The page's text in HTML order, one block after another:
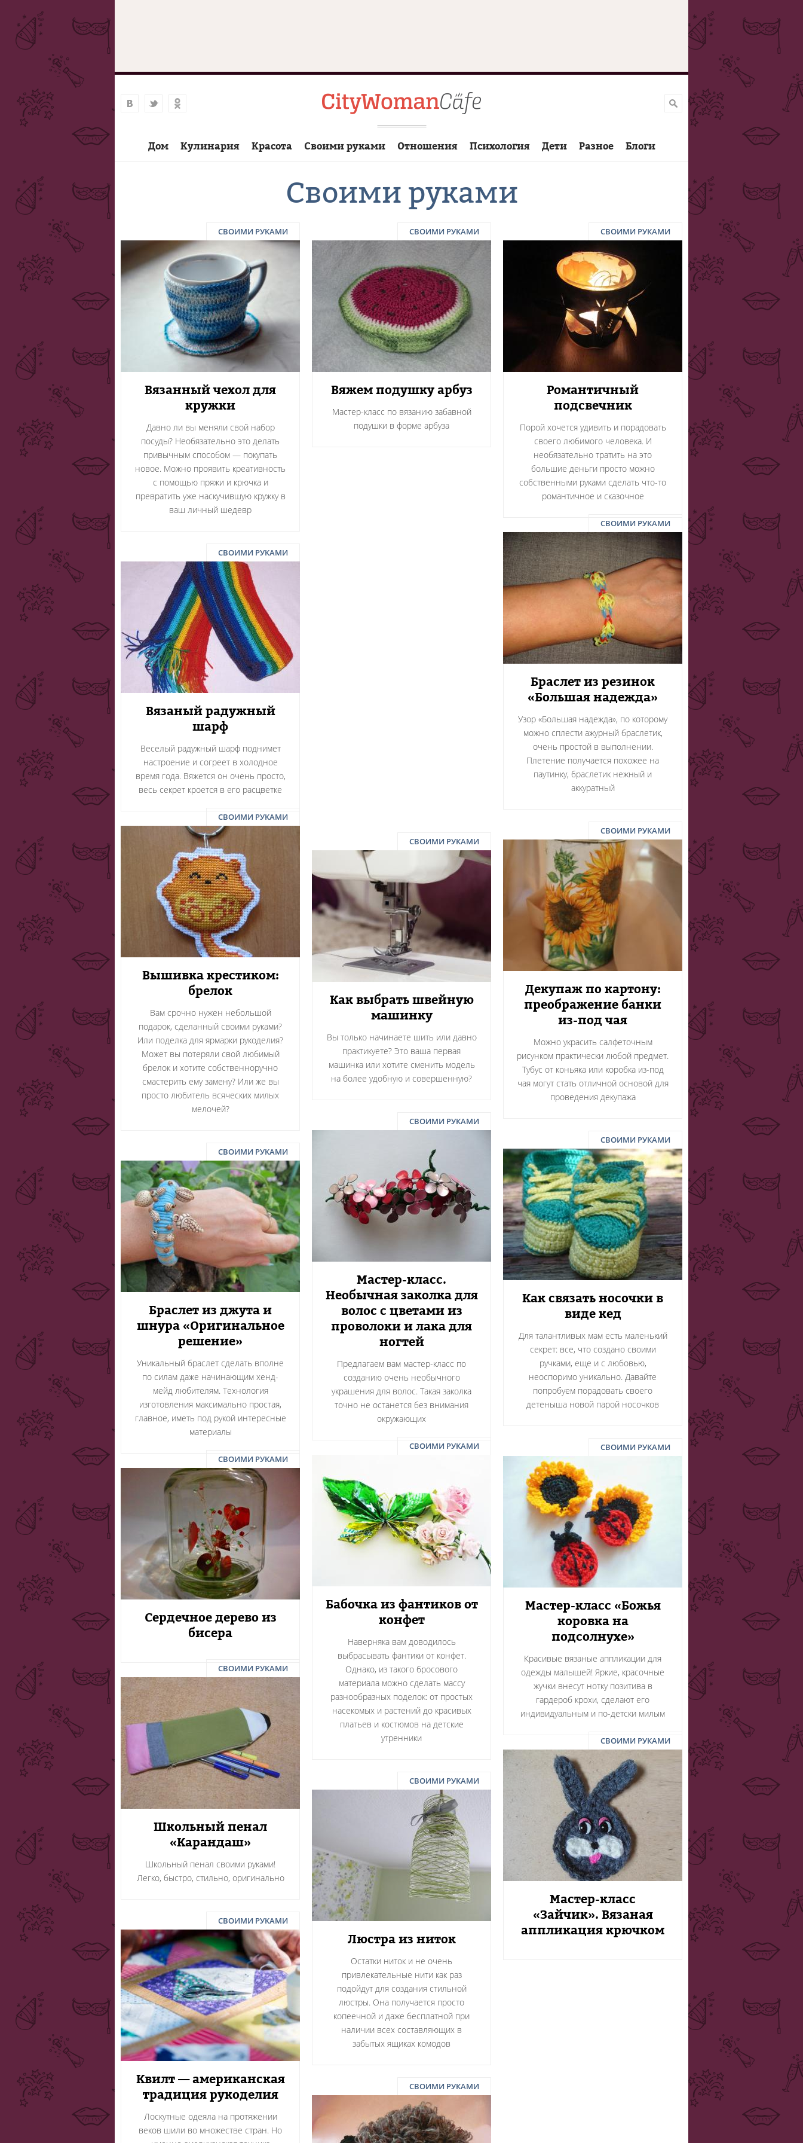
Дом Кулинария Красота Своими руками Отношения Психология Дети Разное Блоги
Своими руками
СВОИМИ РУКАМИ
Вязанный чехол для
кружки
Давно ли вы меняли свой набор
посуды? Необязательно это делать
привычным способом — покупать
новое. Можно проявить креативность
с помощью пряжи и крючка и
превратить уже наскучившую кружку в
ваш личный шедевр
СВОИМИ РУКАМИ
Вяжем подушку арбуз
Мастер-класс по вязанию забавной
подушки в форме арбуза
СВОИМИ РУКАМИ
Романтичный
подсвечник
Порой хочется удивить и порадовать
своего любимого человека. И
необязательно тратить на это
большие деньги просто можно
собственными руками сделать что-то
романтичное и сказочное
СВОИМИ РУКАМИ
Браслет из резинок
«Большая надежда»
Узор «Большая надежда», по которому
можно сплести ажурный браслетик,
очень простой в выполнении.
Плетение получается похожее на
паутинку, браслетик нежный и
аккуратный
СВОИМИ РУКАМИ
Вязаный радужный
шарф
Веселый радужный шарф поднимет
настроение и согреет в холодное
время года. Вяжется он очень просто,
весь секрет кроется в его расцветке
СВОИМИ РУКАМИ
Вышивка крестиком:
брелок
Вам срочно нужен небольшой
подарок, сделанный своими руками?
Или поделка для ярмарки рукоделия?
Может вы потеряли свой любимый
брелок и хотите собственноручно
смастерить ему замену? Или же вы
просто любитель всяческих милых
мелочей?
СВОИМИ РУКАМИ
Декупаж по картону:
преображение банки
из-под чая
Можно украсить салфеточным
рисунком практически любой предмет.
Тубус от коньяка или коробка из-под
чая могут стать отличной основой для
проведения декупажа
СВОИМИ РУКАМИ
Как выбрать швейную
машинку
Вы только начинаете шить или давно
практикуете? Это ваша первая
машинка или хотите сменить модель
на более удобную и совершенную?
СВОИМИ РУКАМИ
Мастер-класс.
Необычная заколка для
волос с цветами из
проволоки и лака для
ногтей
Предлагаем вам мастер-класс по
созданию очень необычного
украшения для волос. Такая заколка
точно не останется без внимания
окружающих
СВОИМИ РУКАМИ
Как связать носочки в
виде кед
Для талантливых мам есть маленький
секрет: все, что создано своими
ручками, еще и с любовью,
неоспоримо уникально. Давайте
попробуем порадовать своего
детеныша новой парой носочков
СВОИМИ РУКАМИ
Браслет из джута и
шнура «Оригинальное
решение»
Уникальный браслет сделать вполне
по силам даже начинающим хенд-
мейд любителям. Технология
изготовления максимально простая,
главное, иметь под рукой интересные
материалы
СВОИМИ РУКАМИ
Бабочка из фантиков от
конфет
Наверняка вам доводилось
выбрасывать фантики от конфет.
Однако, из такого бросового
материала можно сделать массу
разнообразных поделок: от простых
насекомых и растений до красивых
платьев и костюмов на детские
утренники
СВОИМИ РУКАМИ
Мастер-класс «Божья
коровка на
подсолнухе»
Красивые вязаные аппликации для
одежды малышей! Яркие, красочные
жучки внесут нотку позитива в
гардероб крохи, сделают его
индивидуальным и по-детски милым
СВОИМИ РУКАМИ
Сердечное дерево из
бисера
СВОИМИ РУКАМИ
Школьный пенал
«Карандаш»
Школьный пенал своими руками!
Легко, быстро, стильно, оригинально
СВОИМИ РУКАМИ
Мастер-класс
«Зайчик». Вязаная
аппликация крючком
СВОИМИ РУКАМИ
Люстра из ниток
Остатки ниток и не очень
привлекательные нити как раз
подойдут для создания стильной
люстры. Она получается просто
копеечной и даже бесплатной при
наличии всех составляющих в
забытых ящиках комодов
СВОИМИ РУКАМИ
Квилт — американская
традиция рукоделия
Лоскутные одеяла на протяжении
веков шили во множестве стран. Но
СВОИМИ РУКАМИ